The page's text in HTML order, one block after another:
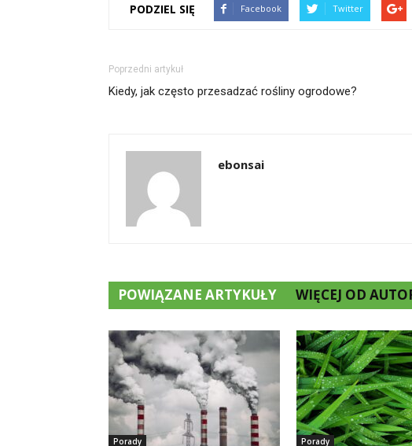
PODZIEL SIĘ Facebook Twitter
Poprzedni artykuł
Kiedy, jak często przesadzać rośliny ogrodowe?
ebonsai
POWIĄZANE ARTYKUŁY WIĘCEJ OD
Porady Porady